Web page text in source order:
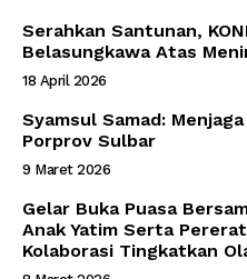
Serahkan Santunan,
Belasungkawa Atas
18 April 2026
Syamsul Samad:
Porprov Sulbar
9 Maret 2026
Gelar Buka Puasa
Anak Yatim Serta
Kolaborasi Tingkatkan